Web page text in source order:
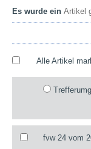
Es wurde ein Artikel
Alle Artikel
fvw 24 vom